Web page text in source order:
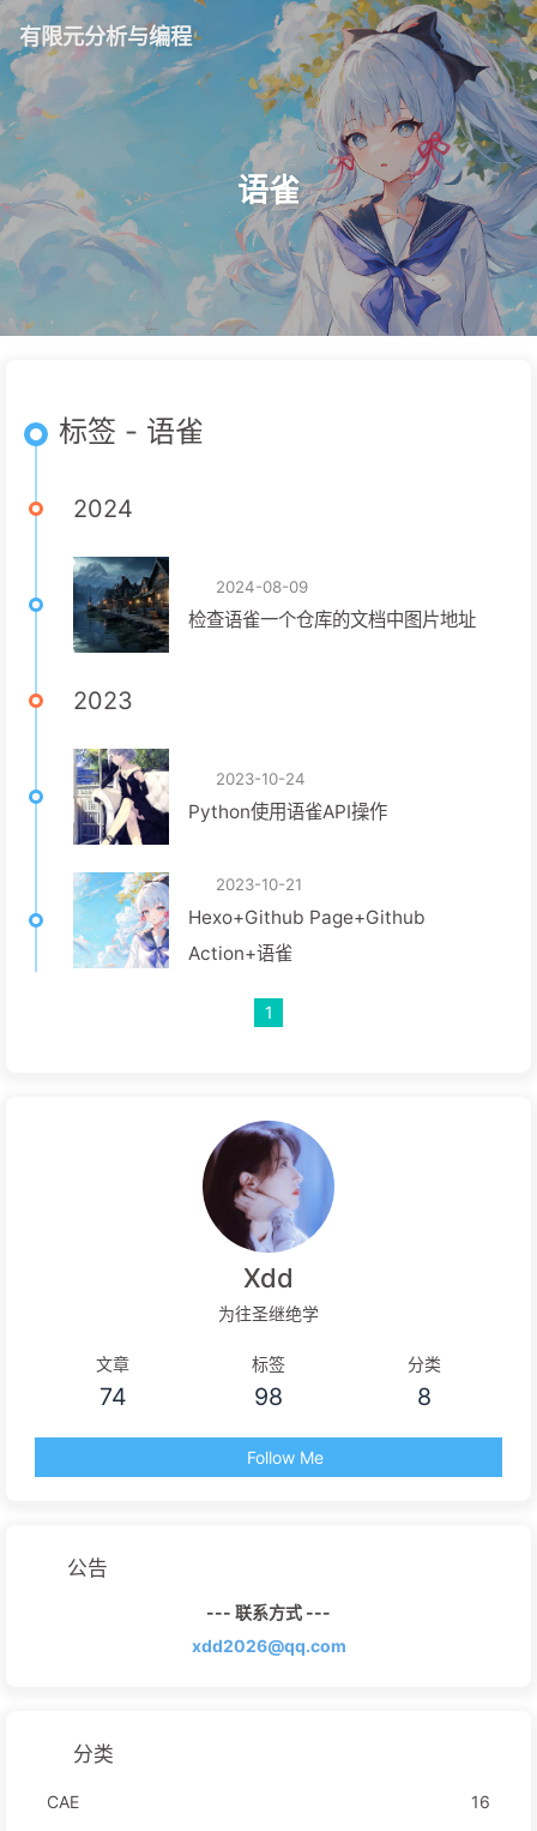
有限元分析与编程
语雀
标签 - 语雀
2024
2024-08-09
检查语雀一个仓库的文档中图片地址
2023
2023-10-24
Python使用语雀API操作
2023-10-21
Hexo+Github Page+Github
Action+语雀
1
Xdd
为往圣继绝学
文章
74
标签
98
分类
8
Follow Me
公告
--- 联系方式 ---
xdd2026@qq.com
分类
CAE
16